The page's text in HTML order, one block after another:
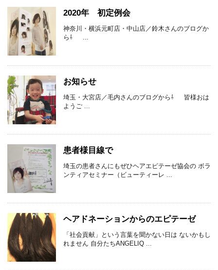
2020年 初定例会
神奈川・横浜元町店・中山店／鈴木さんのブログか
ら⇩ ...
お知らせ
埼玉・大宮店／毛内さんのブログから⇩ 皆様おは
ようご ...
患者様目線で
埼玉の患者さんにもぜひヘアエピテーゼ協会の ボラ
ンティアセミナー（ビューティーレ ...
ヘアドネーションからのエピテーゼ
「社会貢献」という言葉を聞かない日は ないかもし
れません 自分たちANGELIQ ...